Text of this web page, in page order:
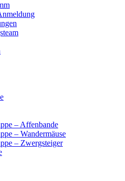
– Affenbande
– Wandermäuse
– Zwergsteiger